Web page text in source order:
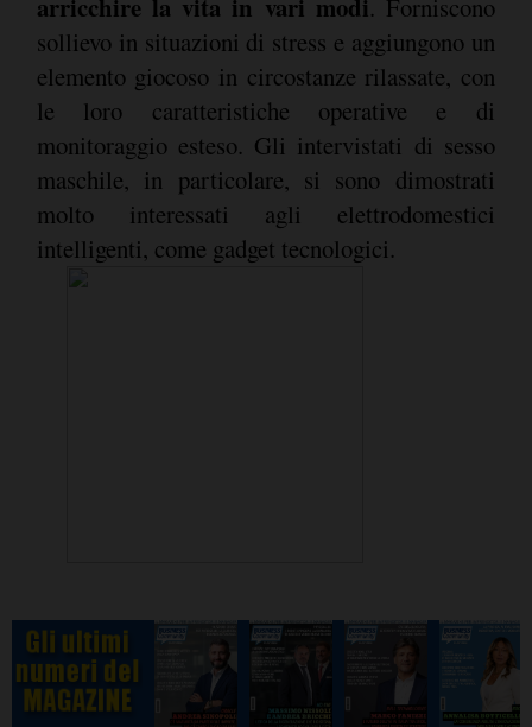
. Forniscono
sollievo in situazioni di stress e aggiungono un
elemento giocoso in circostanze rilassate, con
le loro caratteristiche operative e di
monitoraggio esteso. Gli intervistati di sesso
maschile, in particolare, si sono dimostrati
molto interessati agli elettrodomestici
intelligenti, come gadget tecnologici.